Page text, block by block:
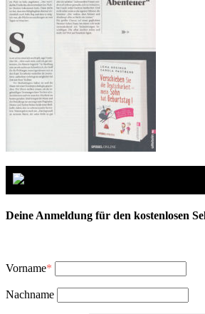
Deine Anmeldung für den kostenlosen
Vorname*
Nachname